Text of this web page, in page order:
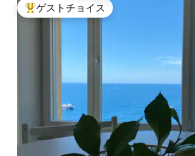
大好評のゲストチョイスです。
ゲストチョイス